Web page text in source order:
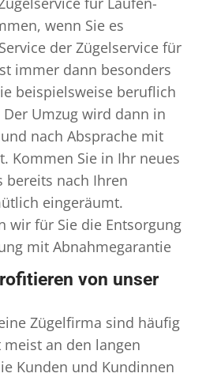
wenn Sie es
der Zügelservice für
immer dann besonders
beispielsweise beruflich
Umzug wird dann in
nach Absprache mit
Kommen Sie in Ihr neues
bereits nach Ihren
eingeräumt.
wir für Sie die Entsorgung
mit Abnahmegarantie
von unser
Zügelfirma sind häufig
an den langen
Kunden und Kundinnen